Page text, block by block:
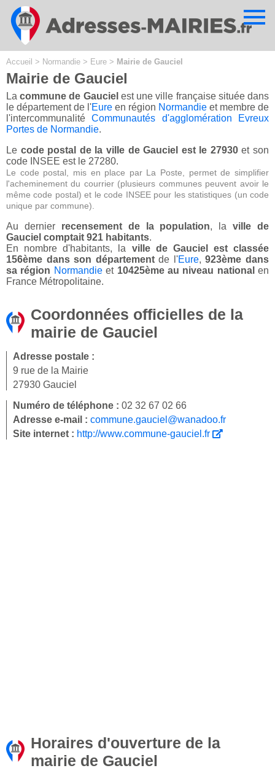
Accueil > Normandie > Eure > Mairie de Gauciel
Mairie de Gauciel
Lacommune de Gauciel est une ville française située dans
le département de l'Eure en région Normandie et membre de
l'intercommunalitéCommunautés d'agglomération Evreux
Portes de Normandie.
Le code postal de la ville de Gauciel est le 27930et son
code INSEE est le 27280.
Le code postal, mis en place par La Poste, permet de simplifier
l'acheminement du courrier (plusieurs communes peuvent avoir le
même code postal) et le code INSEE pour les statistiques (un code
unique par commune).
Au dernier recensement de la population, laville de
Gauciel comptait 921 habitants.
En nombre d'habitants, la ville de Gauciel est classée
156ème dans son départementde l'Eure,923ème dans
sa région Normandieet 10425ème au niveau national en
France Métropolitaine.
Coordonnées officielles de la
mairie de Gauciel
Adresse postale :
9 rue de la Mairie
27930 Gauciel
Numéro de téléphone : 02 32 67 02 66
Adresse e-mail : commune.gauciel@wanadoo.fr
Site internet : http://www.commune-gauciel.fr
Horaires d'ouverture de la
mairie de Gauciel
Cookies management panel